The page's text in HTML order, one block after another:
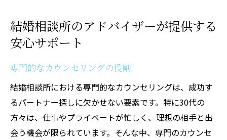
結婚相談所のアドバイザーが提供する
安心サポート
専門的なカウンセリングの役割
結婚相談所における専門的なカウンセリングは、成功す
るパートナー探しに欠かせない要素です。特に30代の
方々は、仕事やプライベートが忙しく、理想の相手と出
会う機会が限られています。そんな中、専門のカウンセ